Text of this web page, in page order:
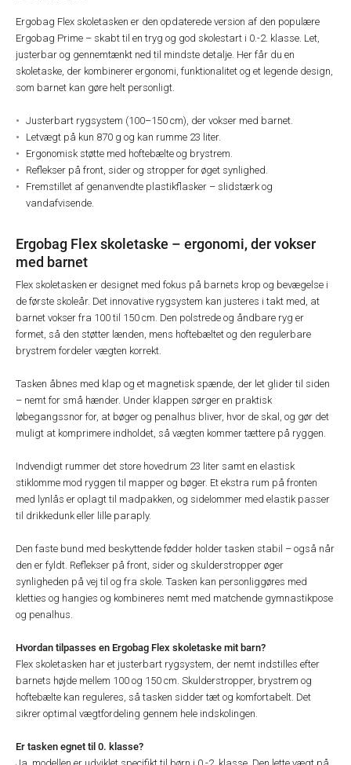
Ergobag Flex skoletasken er den opdaterede version af den populære
Ergobag Prime – skabt til en tryg og god skolestart i 0.-2. klasse. Let,
justerbar og gennemtænkt ned til mindste detalje. Her får du en
skoletaske, der kombinerer ergonomi, funktionalitet og et legende design,
som barnet kan gøre helt personligt.
Justerbart rygsystem (100–150 cm), der vokser med barnet.
Letvægt på kun 870 g og kan rumme 23 liter.
Ergonomisk støtte med hoftebælte og brystrem.
Reflekser på front, sider og stropper for øget synlighed.
Fremstillet af genanvendte plastikflasker – slidstærk og
vandafvisende.
Ergobag Flex skoletaske – ergonomi, der vokser
med barnet
Flex skoletasken er designet med fokus på barnets krop og bevægelse i
de første skoleår. Det innovative rygsystem kan justeres i takt med, at
barnet vokser fra 100 til 150 cm. Den polstrede og åndbare ryg er
formet, så den støtter lænden, mens hoftebæltet og den regulerbare
brystrem fordeler vægten korrekt.
Tasken åbnes med klap og et magnetisk spænde, der let glider til siden
– nemt for små hænder. Under klappen sørger en praktisk
løbegangssnor for, at bøger og penalhus bliver, hvor de skal, og gør det
muligt at komprimere indholdet, så vægten kommer tættere på ryggen.
Indvendigt rummer det store hovedrum 23 liter samt en elastisk
stiklomme mod ryggen til mapper og bøger. Et ekstra rum på fronten
med lynlås er oplagt til madpakken, og sidelommer med elastik passer
til drikkedunk eller lille paraply.
Den faste bund med beskyttende fødder holder tasken stabil – også når
den er fyldt. Reflekser på front, sider og skulderstropper øger
synligheden på vej til og fra skole. Tasken kan personliggøres med
kletties og hangies og kombineres nemt med matchende gymnastikpose
og penalhus.
Hvordan tilpasses en Ergobag Flex skoletaske mit barn?
Flex skoletasken har et justerbart rygsystem, der nemt indstilles efter
barnets højde mellem 100 og 150 cm. Skulderstropper, brystrem og
hoftebælte kan reguleres, så tasken sidder tæt og komfortabelt. Det
sikrer optimal vægtfordeling gennem hele indskolingen.
Er tasken egnet til 0. klasse?